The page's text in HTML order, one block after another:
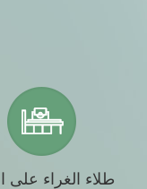
طلاء الغراء على